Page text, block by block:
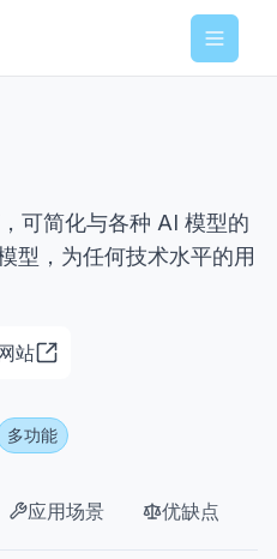
Menu
可简化与各种 AI 模型的
型，为任何技术水平的用
站
多功能
应用场景 优缺点